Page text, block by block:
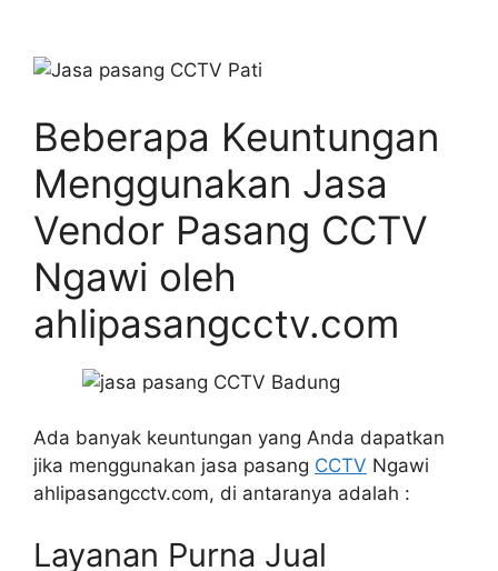
Beberapa Keuntungan
Menggunakan Jasa
Vendor Pasang CCTV
Ngawi oleh
ahlipasangcctv.com
Ada banyak keuntungan yang Anda dapatkan
jika menggunakan jasa pasang CCTV Ngawi
ahlipasangcctv.com, di antaranya adalah :
Layanan Purna Jual